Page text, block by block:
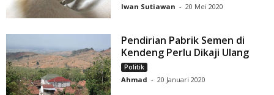
Iwan Sutiawan - 20 Mei 2020
Pendirian Pabrik Semen di
Kendeng Perlu Dikaji Ulang
Politik
Ahmad - 20 Januari 2020